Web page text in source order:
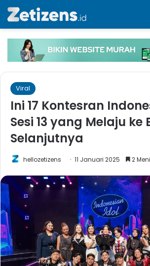
Viral
Ini 17 Kontesran
Sesi 13 yang Melaju ke
Selanjutnya
hellozetizens 11 Januari 2025 2